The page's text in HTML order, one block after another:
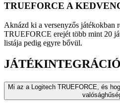
TRUEFORCE A
Aknázd ki a versenyzős játékokban
TRUEFORCE erejét több mint 20
listája pedig egyre bővül.
JÁTÉKINTEGRÁCIÓ
Mi az a Logitech TRUEFORCE, és